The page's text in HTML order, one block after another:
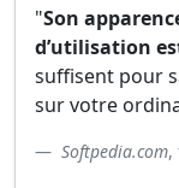
"Son
d’utilisation
suffisent pour
sur votre
Softpedia.com,